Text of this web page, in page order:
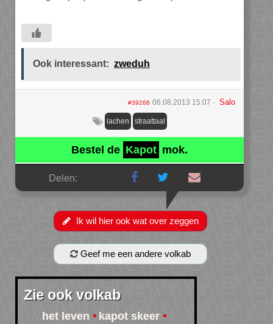
Ook interessant: zweduh
#39268 06.08.2013 15:07 Salo
lachen straattaal
Bestel de Kapot mok.
Delen:
Ik wil hier ook wat over zeggen
Geef me een andere volkab
Zie ook volkab
het leven
kapot skeer